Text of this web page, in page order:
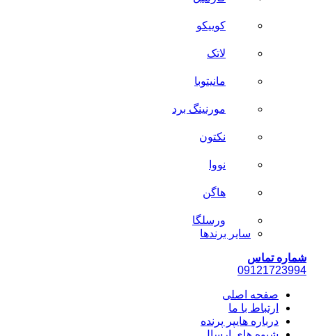
کوییکو
لاتک
مانیتوبا
مورنینگ برد
نکتون
نووا
هاگن
ورسلگا
سایر برند‌ها
شماره تماس
09121723994
صفحه اصلی
ارتباط با ما
درباره هایپر پرنده